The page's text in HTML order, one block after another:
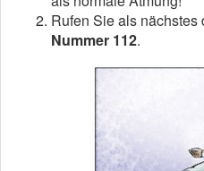
Rufen Sie als
Nummer 112.